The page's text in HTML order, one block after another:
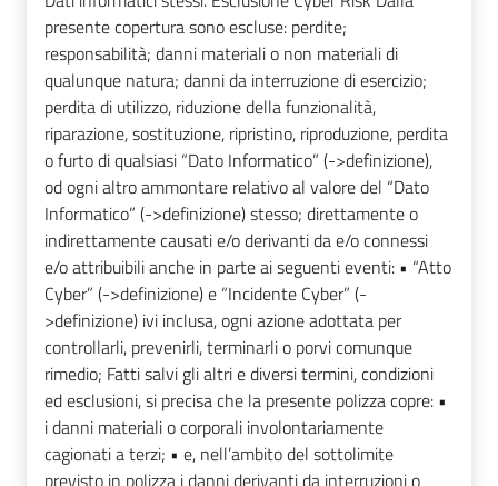
presente copertura sono escluse: perdite;
responsabilità; danni materiali o non materiali di
qualunque natura; danni da interruzione di esercizio;
perdita di utilizzo, riduzione della funzionalità,
riparazione, sostituzione, ripristino, riproduzione, perdita
o furto di qualsiasi “Dato Informatico” (->definizione),
od ogni altro ammontare relativo al valore del “Dato
Informatico” (->definizione) stesso; direttamente o
indirettamente causati e/o derivanti da e/o connessi
e/o attribuibili anche in parte ai seguenti eventi: • “Atto
Cyber” (->definizione) e “Incidente Cyber” (-
>definizione) ivi inclusa, ogni azione adottata per
controllarli, prevenirli, terminarli o porvi comunque
rimedio; Fatti salvi gli altri e diversi termini, condizioni
ed esclusioni, si precisa che la presente polizza copre: •
i danni materiali o corporali involontariamente
cagionati a terzi; • e, nell’ambito del sottolimite
previsto in polizza i danni derivanti da interruzioni o